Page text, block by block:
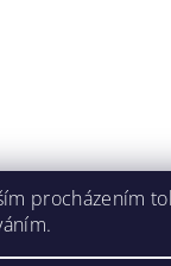
procházením